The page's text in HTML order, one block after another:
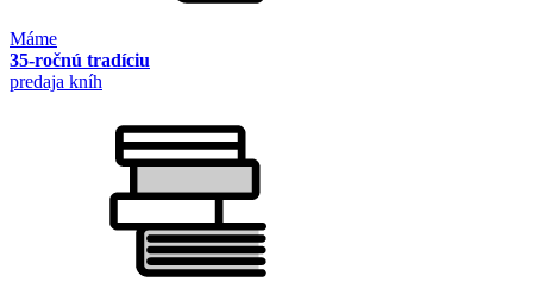
Máme
35-ročnú tradíciu
predaja kníh